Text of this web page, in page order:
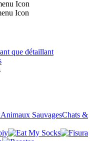
que détaillant
Animaux SauvagesChats &